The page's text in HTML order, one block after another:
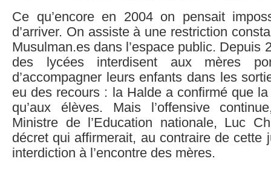
Ce qu’encore en 2004 on pensait
d’arriver. On assiste à une restriction
Musulman.es dans l’espace public. Depuis
des lycées interdisent aux mères
d’accompagner leurs enfants dans les
eu des recours : la Halde a confirmé que la
qu’aux élèves. Mais l’offensive
Ministre de l’Education nationale, Luc
décret qui affirmerait, au contraire de cette
interdiction à l’encontre des mères.